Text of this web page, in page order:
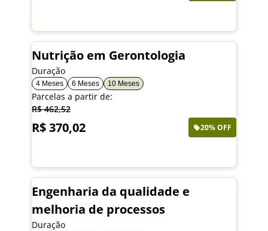
Nutrição em Gerontologia
Duração
4 Meses 6 Meses 10 Meses
Parcelas a partir de:
R$ 462,52
R$ 370,02 20% OFF
Engenharia da qualidade e
melhoria de processos
Duração